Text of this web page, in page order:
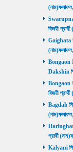
বিজয়ী
Gaighata
Bongaon
Dakshin
Bongaon
বিজয়ী
Bagdah
Haringhata
প্রার্থী
Kalyani